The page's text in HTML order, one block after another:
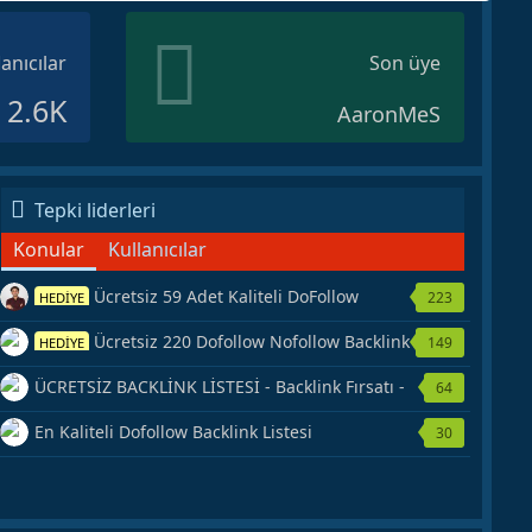
2.6K
Son üye
AaronMeS
Tepki liderleri
Konular
Kullanıcılar
HEDİYE Ücretsiz 59 Adet Kaliteli DoFollow
Backlink Kaynağı Veriyorum.
223
HEDİYE Ücretsiz 220 Dofollow Nofollow Backlink
Veriyorum
149
ÜCRETSİZ BACKLİNK LİSTESİ - Backlink Fırsatı -
Hemen Yetiş!
64
En Kaliteli Dofollow Backlink Listesi 30